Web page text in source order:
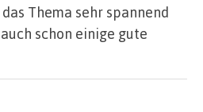
Thema sehr spannend
schon einige gute